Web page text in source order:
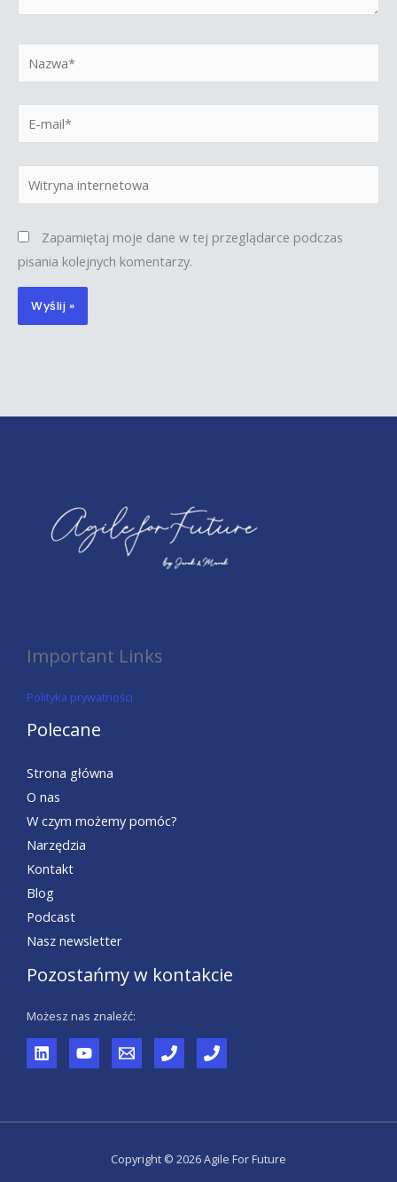
mail*
internetowa
Zapamiętaj moje dane w tej przeglądarce podczas
pisania kolejnych komentarzy.
Important Links
Polityka prywatności
Polecane
Strona główna
O nas
W czym możemy pomóc?
Narzędzia
Kontakt
Blog
Podcast
Nasz newsletter
Pozostańmy w kontakcie
Możesz nas znaleźć:
Copyright © 2026 Agile For Future